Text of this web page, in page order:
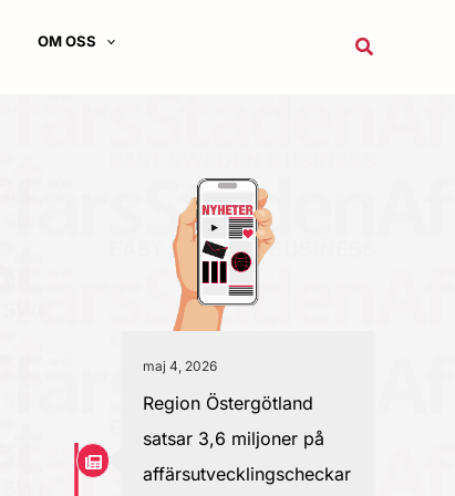
OM OSS Sök
maj 4, 2026
Region Östergötland
satsar 3,6 miljoner på
affärsutvecklingscheckar